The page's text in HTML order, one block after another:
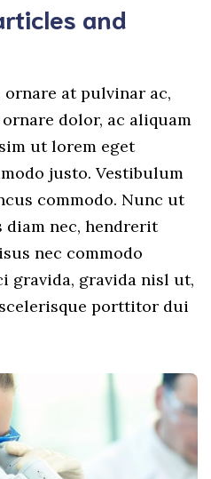
and
at pulvinar ac,
dolor, ac aliquam
ut lorem eget
justo. Vestibulum
commodo. Nunc ut
diam nec, hendrerit
nec commodo
gravida, gravida nisl ut,
porttitor dui